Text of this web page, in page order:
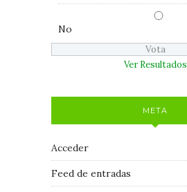
No
Ver Resultados
META
Acceder
Feed de entradas